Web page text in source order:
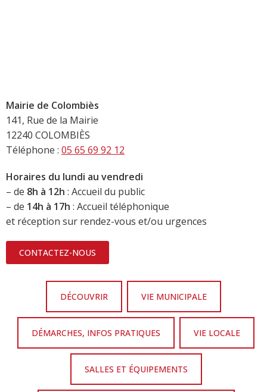
Mairie de Colombiès
141, Rue de la Mairie
12240 COLOMBIÈS
Téléphone : 05 65 69 92 12
Horaires du lundi au vendredi
– de 8h à 12h : Accueil du public
– de 14h à 17h : Accueil téléphonique
et réception sur rendez-vous et/ou urgences
CONTACTEZ-NOUS
DÉCOUVRIR VIE MUNICIPALE
DÉMARCHES, INFOS PRATIQUES VIE LOCALE
SALLES ET ÉQUIPEMENTS